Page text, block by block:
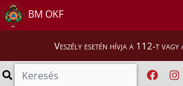
BM OKF
Veszély esetén hívja a 112-t